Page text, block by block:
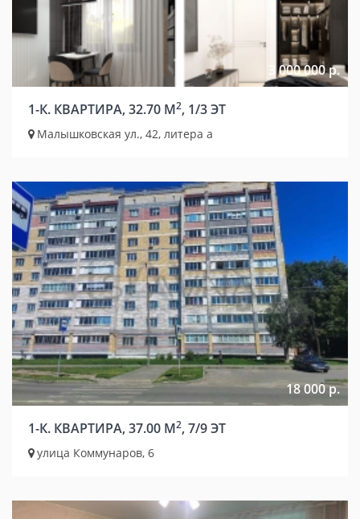
3 000 000 р.
1-К. КВАРТИРА, 32.70 М2, 1/3 ЭТ
Малышковская ул., 42, литера а
18 000 р.
1-К. КВАРТИРА, 37.00 М2, 7/9 ЭТ
улица Коммунаров, 6